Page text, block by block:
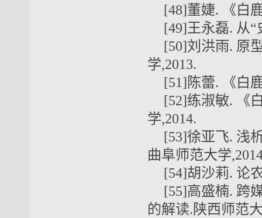
[48]董婕. 《白
[49]王永磊. 从“
[50]刘洪雨. 原
学,2013.
[51]陈蕾. 《白
[52]练淑敏. 《
学,2014.
[53]徐亚飞. 浅
曲阜师范大学
[54]胡沙莉. 论
[55]高盛楠. 跨
的解读.陕西师范